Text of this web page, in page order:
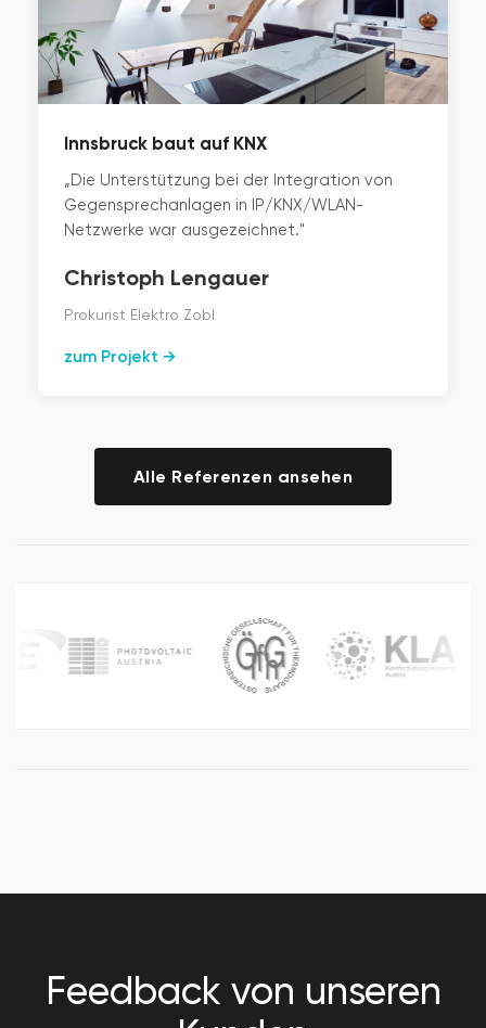
Innsbruck baut auf KNX
„Die Unterstützung bei der Integration von
Gegensprechanlagen in IP/KNX/WLAN-
Netzwerke war ausgezeichnet."
Christoph Lengauer
Prokurist Elektro Zobl
zum Projekt →
Alle Referenzen ansehen
Feedback von unseren